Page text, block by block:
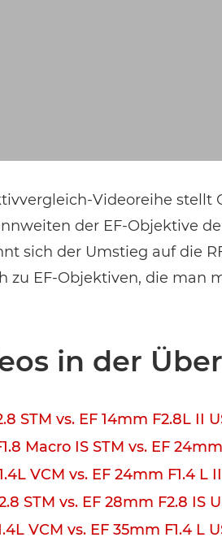
Videoreihe stellt
der EF-Objektive
sich der Umstieg auf die
zu EF-Objektiven, die man
in der
STM vs. EF 14mm F2.8L II
Macro IS STM vs. EF
VCM vs. EF 24mm F1.4 L
STM vs. EF 28mm F2.8 IS
VCM vs. EF 35mm F1.4 L